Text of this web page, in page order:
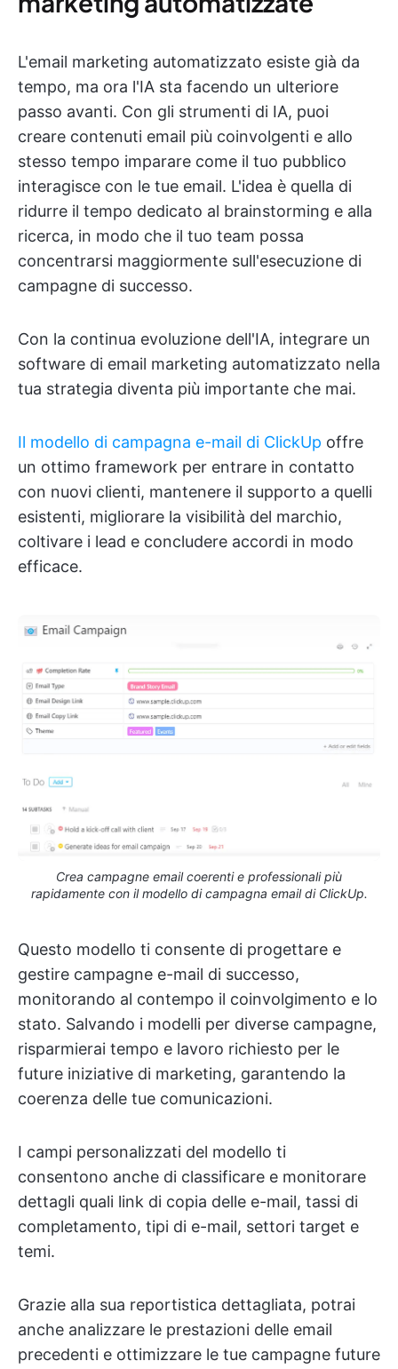
L'email marketing automatizzato esiste già da
tempo, ma ora l'IA sta facendo un ulteriore
passo avanti. Con gli strumenti di IA, puoi
creare contenuti email più coinvolgenti e allo
stesso tempo imparare come il tuo pubblico
interagisce con le tue email. L'idea è quella di
ridurre il tempo dedicato al brainstorming e alla
ricerca, in modo che il tuo team possa
concentrarsi maggiormente sull'esecuzione di
campagne di successo.
Con la continua evoluzione dell'IA, integrare un
software di email marketing automatizzato nella
tua strategia diventa più importante che mai.
Il modello di campagna e-mail di ClickUp offre
un ottimo framework per entrare in contatto
con nuovi clienti, mantenere il supporto a quelli
esistenti, migliorare la visibilità del marchio,
coltivare i lead e concludere accordi in modo
efficace.
Crea campagne email coerenti e professionali più
rapidamente con il modello di campagna email di ClickUp.
Questo modello ti consente di progettare e
gestire campagne e-mail di successo,
monitorando al contempo il coinvolgimento e lo
stato. Salvando i modelli per diverse campagne,
risparmierai tempo e lavoro richiesto per le
future iniziative di marketing, garantendo la
coerenza delle tue comunicazioni.
I campi personalizzati del modello ti
consentono anche di classificare e monitorare
dettagli quali link di copia delle e-mail, tassi di
completamento, tipi di e-mail, settori target e
temi.
Grazie alla sua reportistica dettagliata, potrai
anche analizzare le prestazioni delle email
precedenti e ottimizzare le tue campagne future